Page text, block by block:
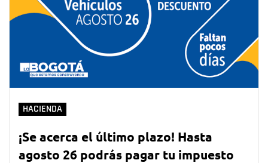
HACIENDA
¡Se acerca el último plazo! Hasta
agosto 26 podrás pagar tu impuesto